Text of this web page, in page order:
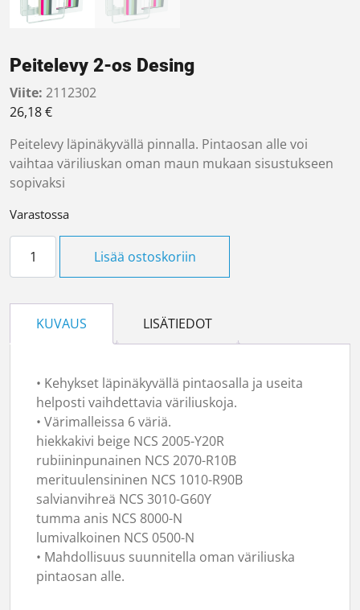
Peitelevy 2-os Desing
Viite: 2112302
26,18€
Peitelevy läpinäkyvällä pinnalla. Pintaosan alle voi
vaihtaa väriliuskan oman maun mukaan sisustukseen
sopivaksi
Varastossa
Lisää ostoskoriin
KUVAUS LISÄTIEDOT
• Kehykset läpinäkyvällä pintaosalla ja useita
helposti vaihdettavia väriliuskoja.
• Värimalleissa 6 väriä.
hiekkakivi beige NCS 2005-Y20R
rubiininpunainen NCS 2070-R10B
merituulensininen NCS 1010-R90B
salvianvihreä NCS 3010-G60Y
tumma anis NCS 8000-N
lumivalkoinen NCS 0500-N
• Mahdollisuus suunnitella oman väriliuska
pintaosan alle.